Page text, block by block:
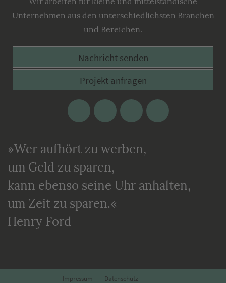
Unternehmen aus den unterschiedlichsten Branchen
und Bereichen.
Nachricht senden
Projekt anfragen
Facebook Google
Plus
Twitter Xing
»Wer aufhört zu werben,
um Geld zu sparen,
kann ebenso seine Uhr anhalten,
um Zeit zu sparen.«
Henry Ford
Impressum
Datenschutz